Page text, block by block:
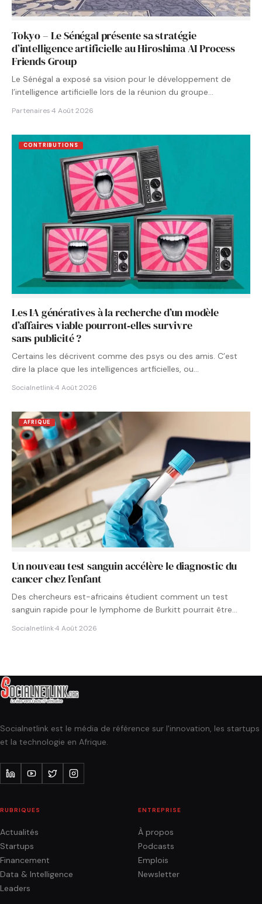
Tokyo – Le Sénégal présente sa stratégie
d’intelligence artificielle au Hiroshima AI Process
Friends Group
Le Sénégal a exposé sa vision pour le développement de
l’intelligence artificielle lors de la réunion du groupe…
Partenaires·4 Août 2026
CONTRIBUTIONS
Les IA génératives à la recherche d’un modèle
d’affaires viable pourront‑elles survivre
sans publicité ?
Certains les décrivent comme des psys ou des amis. C’est
dire la place que les intelligences artficielles, ou…
Socialnetlink·4 Août 2026
AFRIQUE
Un nouveau test sanguin accélère le diagnostic du
cancer chez l’enfant
Des chercheurs est-africains étudient comment un test
sanguin rapide pour le lymphome de Burkitt pourrait être
Socialnetlink·4 Août 2026
Socialnetlink est le média de référence sur l'innovation, les startups
et la technologie en Afrique.
RUBRIQUES
Actualités
Startups
Financement
Data & Intelligence
Leaders
ENTREPRISE
À propos
Podcasts
Emplois
Newsletter